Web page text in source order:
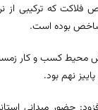
فلاکت که ترکیبی
شاخص بوده است.
نهم بود.